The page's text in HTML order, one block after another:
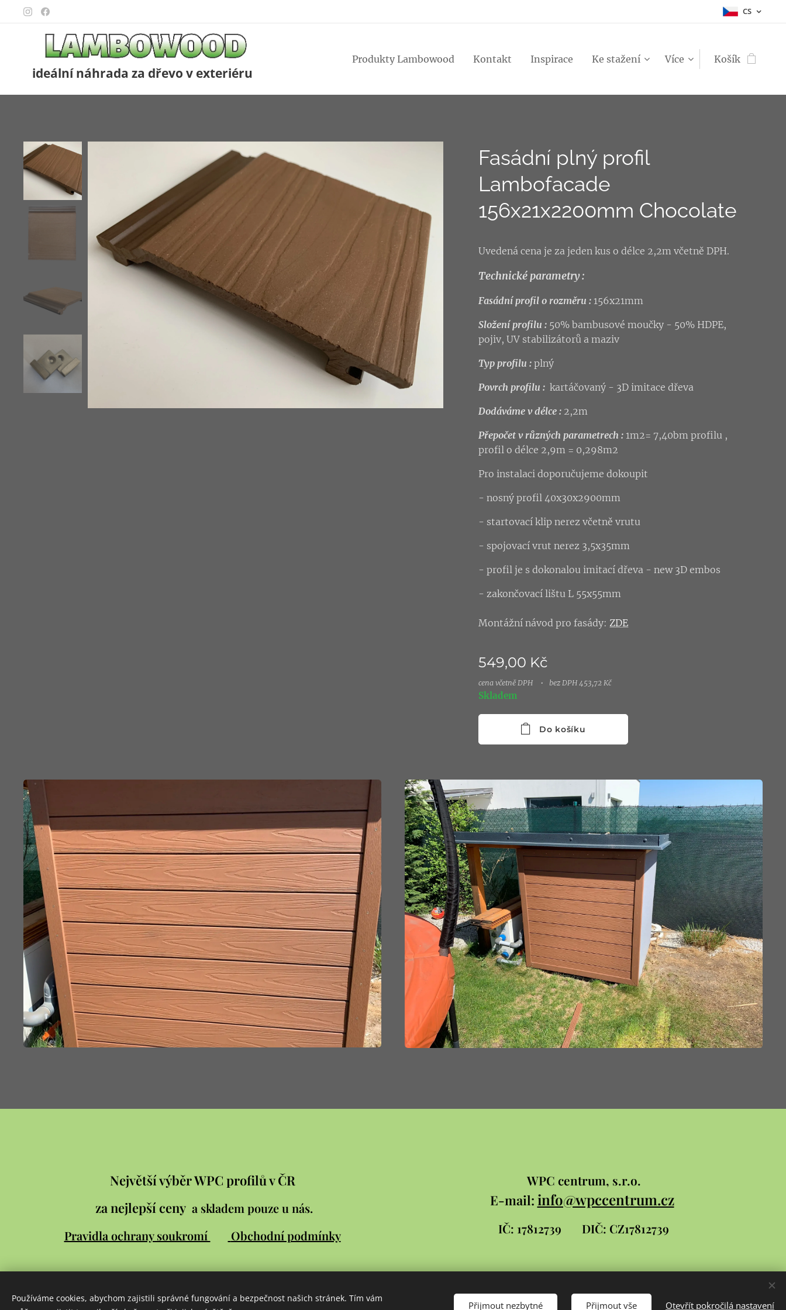
CS
ideální náhrada za dřevo v exteriéru
Produkty Lambowood Kontakt Inspirace Ke stažení Více Košík
Fasádní plný profil
Lambofacade
156x21x2200mm Chocolate
Uvedená cena je za jeden kus o délce 2,2m včetně DPH.
Technické parametry :
Fasádní profil o rozměru : 156x21mm
Složení profilu : 50% bambusové moučky - 50% HDPE,
pojiv, UV stabilizátorů a maziv
Typ profilu : plný
Povrch profilu : kartáčovaný - 3D imitace dřeva
Dodáváme v délce : 2,2m
Přepočet v různých parametrech :1m2= 7,40bm profilu ,
profil o délce 2,9m = 0,298m2
Pro instalaci doporučujeme dokoupit
- nosný profil 40x30x2900mm
- startovací klip nerez včetně vrutu
- spojovací vrut nerez 3,5x35mm
- profil je s dokonalou imitací dřeva - new 3D embos
- zakončovací lištu L 55x55mm
Montážní návod pro fasády:ZDE
549,00 Kč
cena včetně DPH bez DPH 453,72 Kč
Skladem
Do košíku
Největší výběr WPC profilů v ČR
za nejlepší ceny a skladem pouze u nás.
Pravidla ochrany soukromí
Obchodní podmínky
WPC centrum, s.r.o.
E-mail: info@wpccentrum.cz
IČ: 17812739 DIČ: CZ17812739
Používáme cookies, abychom zajistili správné fungování a bezpečnost našich stránek. Tím vám
Přijmout nezbytné Přijmout vše Otevřít pokročilá nastavení